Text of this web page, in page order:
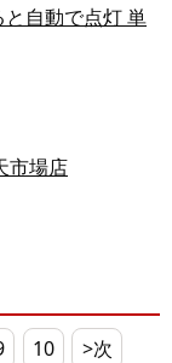
自動で点灯 単
市場店
10 >次